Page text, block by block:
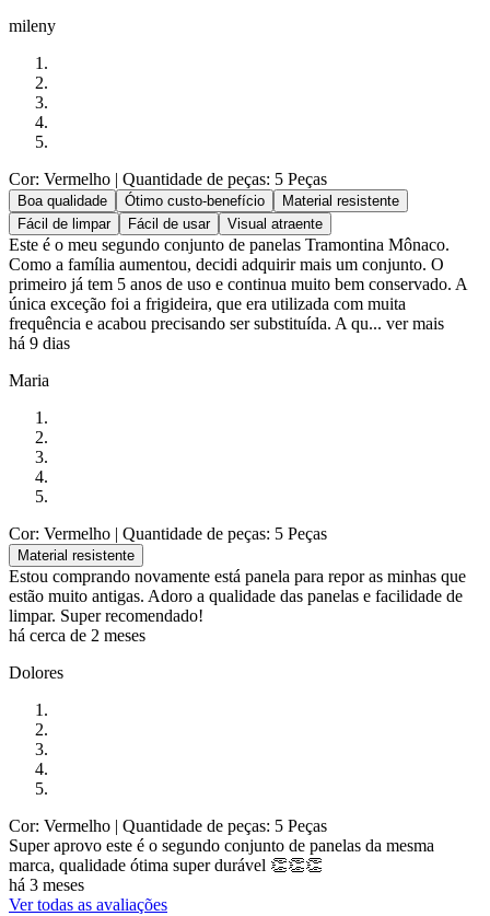
mileny
Cor: Vermelho | Quantidade de peças: 5 Peças
Boa qualidade Ótimo custo-benefício
Material resistente
Fácil de limpar
Fácil de usar Visual atraente
Este é o meu segundo conjunto de panelas Tramontina Mônaco.
Como a família aumentou, decidi adquirir mais um conjunto. O
primeiro já tem 5 anos de uso e continua muito bem conservado. A
única exceção foi a frigideira, que era utilizada com muita
frequência e acabou precisando ser substituída. A qu... ver mais
há 9 dias
Maria
Cor: Vermelho | Quantidade de peças: 5 Peças
Material resistente
Estou comprando novamente está panela para repor as minhas que
estão muito antigas. Adoro a qualidade das panelas e facilidade de
limpar. Super recomendado!
há cerca de 2 meses
Dolores
Cor: Vermelho | Quantidade de peças: 5 Peças
Super aprovo este é o segundo conjunto de panelas da mesma
marca, qualidade ótima super durável 👏👏👏
há 3 meses
Ver todas as avaliações